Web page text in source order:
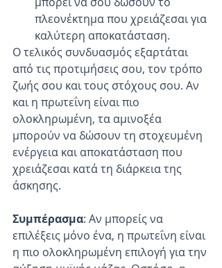
πλεονέκτημα που χρειάζεσαι για
καλύτερη αποκατάσταση.
Ο τελικός συνδυασμός εξαρτάται
από τις προτιμήσεις σου, τον τρόπο
ζωής σου και τους στόχους σου. Αν
και η πρωτεΐνη είναι πιο
ολοκληρωμένη, τα αμινοξέα
μπορούν να δώσουν τη στοχευμένη
ενέργεια και αποκατάσταση που
χρειάζεσαι κατά τη διάρκεια της
άσκησης.
Συμπέρασμα: Αν μπορείς να
επιλέξεις μόνο ένα, η πρωτεΐνη είναι
η πιο ολοκληρωμένη επιλογή για την